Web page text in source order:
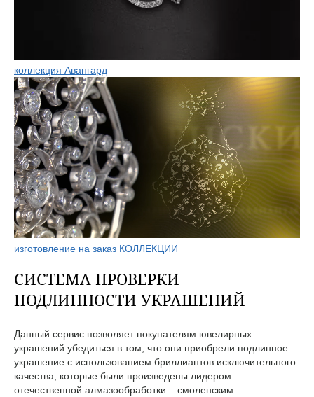
коллекция Авангард
изготовление на заказ КОЛЛЕКЦИИ
СИСТЕМА ПРОВЕРКИ
ПОДЛИННОСТИ УКРАШЕНИЙ
Данный сервис позволяет покупателям ювелирных
украшений убедиться в том, что они приобрели подлинное
украшение с использованием бриллиантов исключительного
качества, которые были произведены лидером
отечественной алмазообработки – смоленским